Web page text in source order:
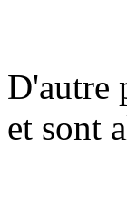
D'autre
et sont